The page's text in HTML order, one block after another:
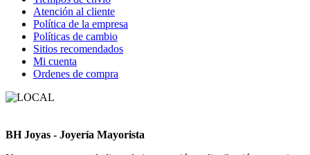
Atención al cliente
Política de la empresa
Políticas de cambio
Sitios recomendados
Mi cuenta
Ordenes de compra
BH Joyas - Joyería Mayorista